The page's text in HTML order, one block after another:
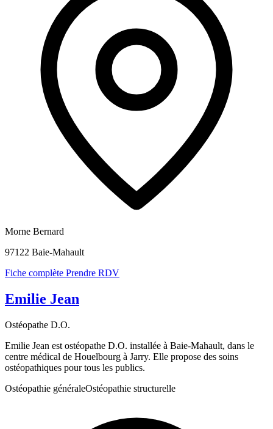
Morne Bernard
97122 Baie-Mahault
Fiche complète Prendre RDV
Emilie Jean
Ostéopathe D.O.
Emilie Jean est ostéopathe D.O. installée à Baie-Mahault, dans le
centre médical de Houelbourg à Jarry. Elle propose des soins
ostéopathiques pour tous les publics.
Ostéopathie généraleOstéopathie structurelle